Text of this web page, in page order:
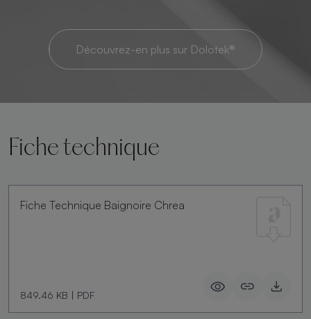
Découvrez-en plus sur Dolotek®
Fiche technique
Fiche Technique Baignoire Chrea
849.46 KB | PDF